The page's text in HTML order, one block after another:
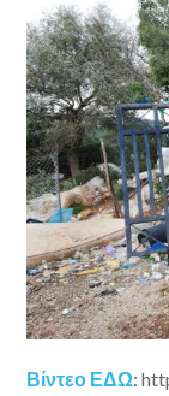
Βίντεο ΕΔΩ: